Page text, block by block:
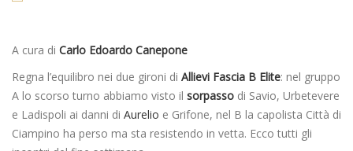
A cura di Carlo Edoardo Canepone
Regna l’equilibro nei due gironi di Allievi Fascia B Elite: nel gruppo
A lo scorso turno abbiamo visto il sorpasso di Savio, Urbetevere
e Ladispoli ai danni di Aurelio e Grifone, nel B la capolista Città di
Ciampino ha perso ma sta resistendo in vetta. Ecco tutti gli